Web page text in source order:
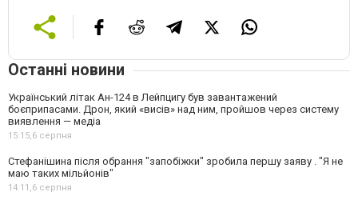
Останні новини
Український літак Ан-124 в Лейпцигу був завантажений
боєприпасами. Дрон, який «висів» над ним, пройшов через систему
виявлення — медіа
15:15,6 серпня
Стефанішина після обрання "запобіжки" зробила першу заяву . "Я не
маю таких мільйонів"
14:11,6 серпня